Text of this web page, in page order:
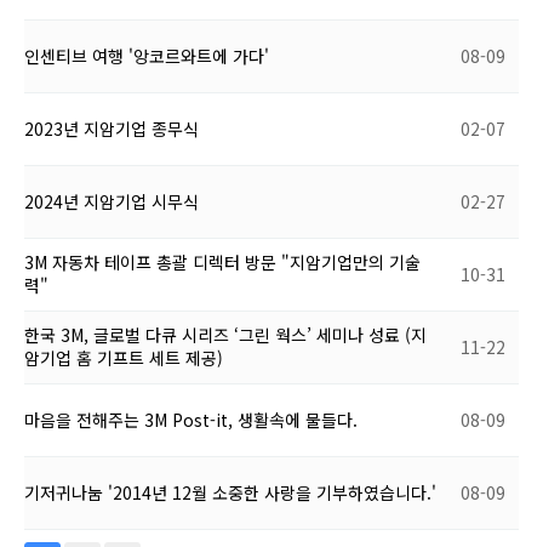
인센티브 여행 '앙코르와트에 가다' 08-09
2023년 지암기업 종무식 02-07
2024년 지암기업 시무식 02-27
3M 자동차 테이프 총괄 디렉터 방문 "지암기업만의 기술
력"
10-31
한국 3M, 글로벌 다큐 시리즈 ‘그린 웍스’ 세미나 성료 (지
암기업 홈 기프트 세트 제공)
11-22
마음을 전해주는 3M Post-it, 생활속에 물들다. 08-09
기저귀나눔 '2014년 12월 소중한 사랑을 기부하였습니다.' 08-09